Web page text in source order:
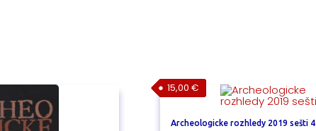
Archeologicke rozhledy 2019 sešti 4
15,00€